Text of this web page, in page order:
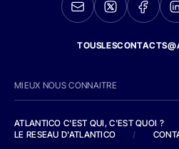
MIEUX NOUS CONNAITRE
ATLANTICO C'EST QUI, C'EST QUOI ?
LE RESEAU D'ATLANTICO
/